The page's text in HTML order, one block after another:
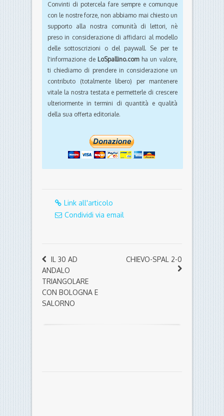
Convinti di potercela fare sempre e comunque
con le nostre forze, non abbiamo mai chiesto un
supporto alla nostra comunità di lettori, nè
preso in considerazione di affidarci al modello
delle sottoscrizioni o del paywall. Se per te
l'informazione de LoSpallino.comha un valore,
ti chiediamo di prendere in considerazione un
contributo (totalmente libero) per mantenere
vitale la nostra testata e permetterle di crescere
ulteriormente in termini di quantità e qualità
della sua offerta editoriale.
Link all'articolo
Condividi via email
IL 30 AD
ANDALO
TRIANGOLARE
CON BOLOGNA E
SALORNO
CHIEVO-SPAL 2-0